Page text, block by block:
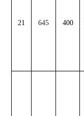
21 645 400